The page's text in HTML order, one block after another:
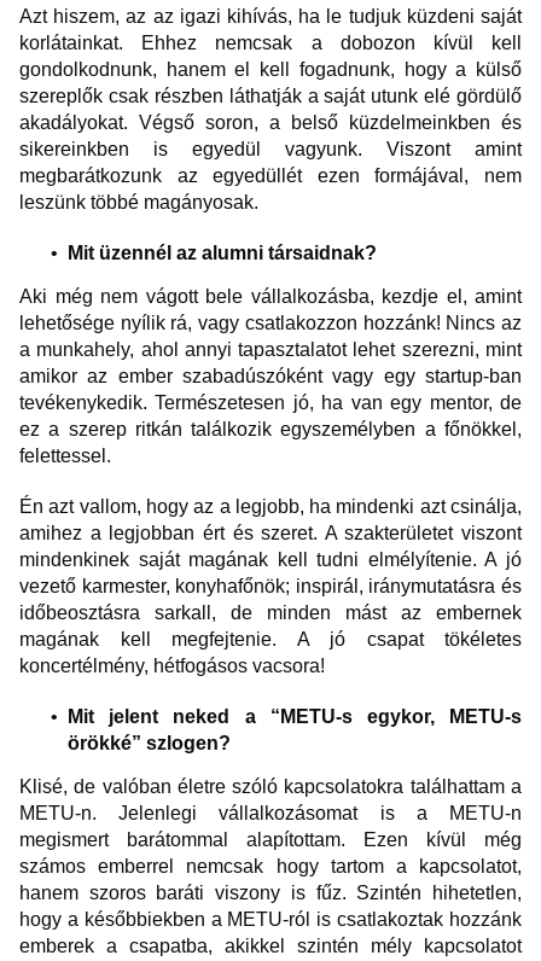
Azt hiszem, az az igazi kihívás, ha le tudjuk küzdeni saját
korlátainkat. Ehhez nemcsak a dobozon kívül kell
gondolkodnunk, hanem el kell fogadnunk, hogy a külső
szereplők csak részben láthatják a saját utunk elé gördülő
akadályokat. Végső soron, a belső küzdelmeinkben és
sikereinkben is egyedül vagyunk. Viszont amint
megbarátkozunk az egyedüllét ezen formájával, nem
leszünk többé magányosak.
Mit üzennél az alumni társaidnak?
Aki még nem vágott bele vállalkozásba, kezdje el, amint
lehetősége nyílik rá, vagy csatlakozzon hozzánk! Nincs az
a munkahely, ahol annyi tapasztalatot lehet szerezni, mint
amikor az ember szabadúszóként vagy egy startup-ban
tevékenykedik. Természetesen jó, ha van egy mentor, de
ez a szerep ritkán találkozik egyszemélyben a főnökkel,
felettessel.
Én azt vallom, hogy az a legjobb, ha mindenki azt csinálja,
amihez a legjobban ért és szeret. A szakterületet viszont
mindenkinek saját magának kell tudni elmélyítenie. A jó
vezető karmester, konyhafőnök; inspirál, iránymutatásra és
időbeosztásra sarkall, de minden mást az embernek
magának kell megfejtenie. A jó csapat tökéletes
koncertélmény, hétfogásos vacsora!
Mit jelent neked a “METU-s egykor, METU-s
örökké” szlogen?
Klisé, de valóban életre szóló kapcsolatokra találhattam a
METU-n. Jelenlegi vállalkozásomat is a METU-n
megismert barátommal alapítottam. Ezen kívül még
számos emberrel nemcsak hogy tartom a kapcsolatot,
hanem szoros baráti viszony is fűz. Szintén hihetetlen,
hogy a későbbiekben a METU-ról is csatlakoztak hozzánk
emberek a csapatba, akikkel szintén mély kapcsolatot